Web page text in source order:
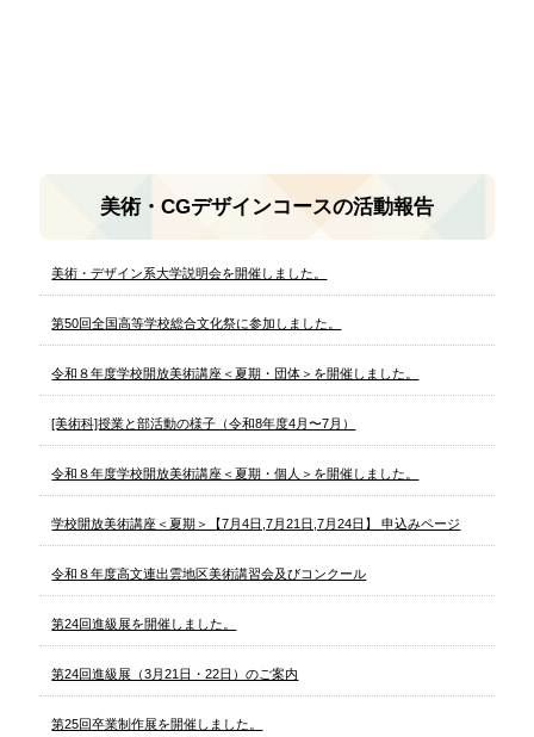
美術・CGデザインコースの活動報告
美術・デザイン系大学説明会を開催しました。
第50回全国高等学校総合文化祭に参加しました。
令和８年度学校開放美術講座＜夏期・団体＞を開催しました。
[美術科]授業と部活動の様子（令和8年度4月〜7月）
令和８年度学校開放美術講座＜夏期・個人＞を開催しました。
学校開放美術講座＜夏期＞【7月4日,7月21日,7月24日】 申込みページ
令和８年度高文連出雲地区美術講習会及びコンクール
第24回進級展を開催しました。
第24回進級展（3月21日・22日）のご案内
第25回卒業制作展を開催しました。